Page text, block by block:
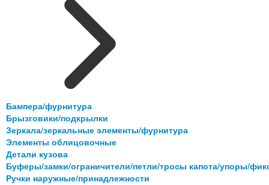
Бампера/фурнитура
Брызговики/подкрылки
Зеркала/зеркальные элементы/фурнитура
Элементы облицовочные
Детали кузова
Буферы/замки/ограничители/петли/тросы капота/упоры/
Ручки наружные/принадлежности